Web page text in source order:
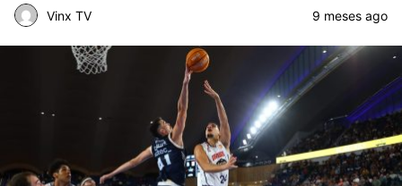
Vinx TV 9 meses ago